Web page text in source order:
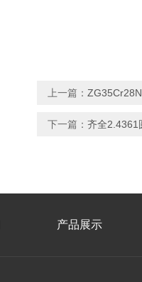
上一篇：
下一篇： 齐全2.4361
产品展示